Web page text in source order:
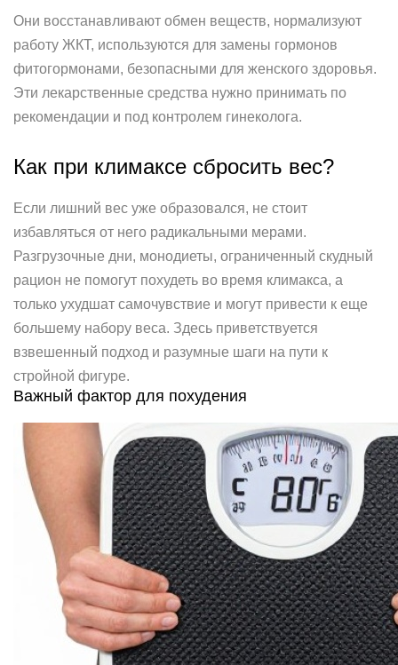
Они восстанавливают обмен веществ, нормализуют
работу ЖКТ, используются для замены гормонов
фитогормонами, безопасными для женского здоровья.
Эти лекарственные средства нужно принимать по
рекомендации и под контролем гинеколога.
Как при климаксе сбросить вес?
Если лишний вес уже образовался, не стоит
избавляться от него радикальными мерами.
Разгрузочные дни, монодиеты, ограниченный скудный
рацион не помогут похудеть во время климакса, а
только ухудшат самочувствие и могут привести к еще
большему набору веса. Здесь приветствуется
взвешенный подход и разумные шаги на пути к
стройной фигуре.
Важный фактор для похудения